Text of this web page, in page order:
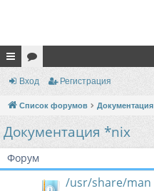
с
ы
ор
Вход Регистрация
Список форумов Документация
Документация *nix
Форум
/usr/share/man